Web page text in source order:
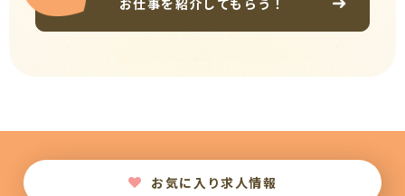
お気に入り求人情報